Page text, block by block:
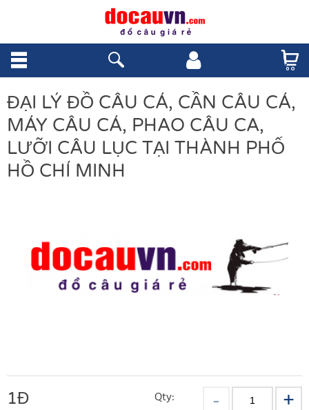
ĐẠI LÝ ĐỒ CÂU CÁ, CẦN CÂU CÁ,
MÁY CÂU CÁ, PHAO CÂU CA,
LƯỠI CÂU LỤC TẠI THÀNH PHỐ
HỒ CHÍ MINH
1Đ Qty: